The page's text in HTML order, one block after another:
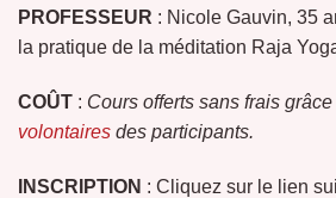
PROFESSEUR : Nicole Gauvin, 35
la pratique de la méditation Raja
COÛT : Cours offerts sans frais
volontaires des participants.
INSCRIPTION : Cliquez sur le lien